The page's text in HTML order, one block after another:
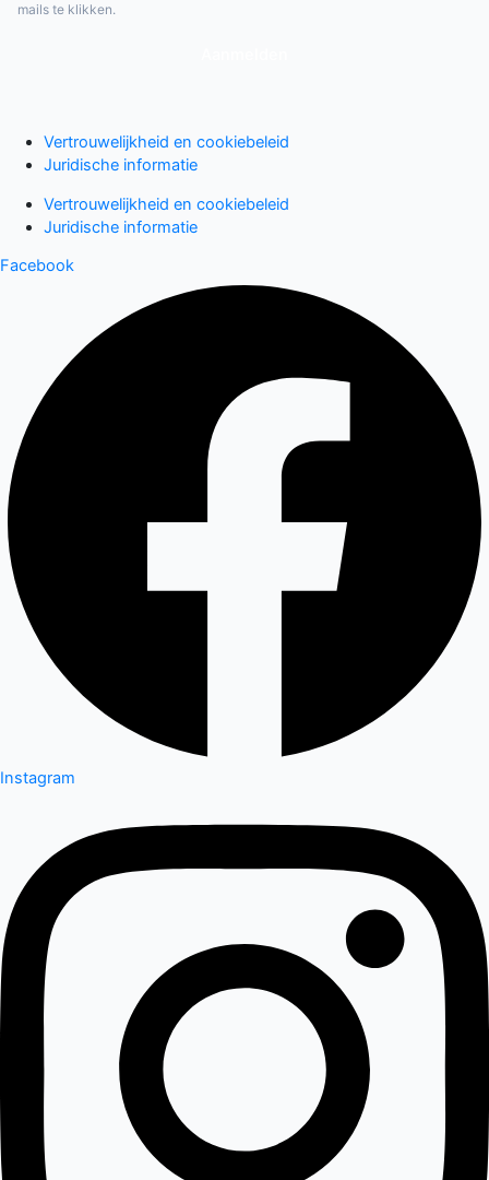
mails te klikken.
Vertrouwelijkheid en cookiebeleid
Juridische informatie
Vertrouwelijkheid en cookiebeleid
Juridische informatie
Facebook
Instagram